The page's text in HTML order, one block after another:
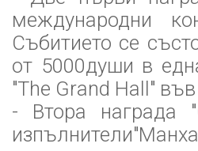
международни
Събитието се
от 5000души в
"The Grand Hall"
- Втора награда